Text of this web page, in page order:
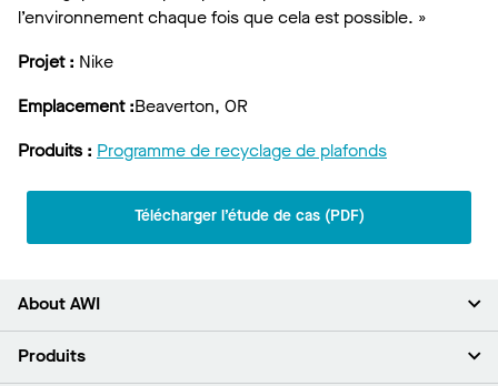
l’environnement chaque fois que cela est possible. »
Projet : Nike
Emplacement :Beaverton, OR
Produits : Programme de recyclage de plafonds
Télécharger l’étude de cas (PDF)
About AWI
À propos de nous
Produits